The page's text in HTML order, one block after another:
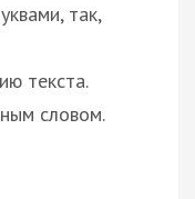
так,
текста.
словом.